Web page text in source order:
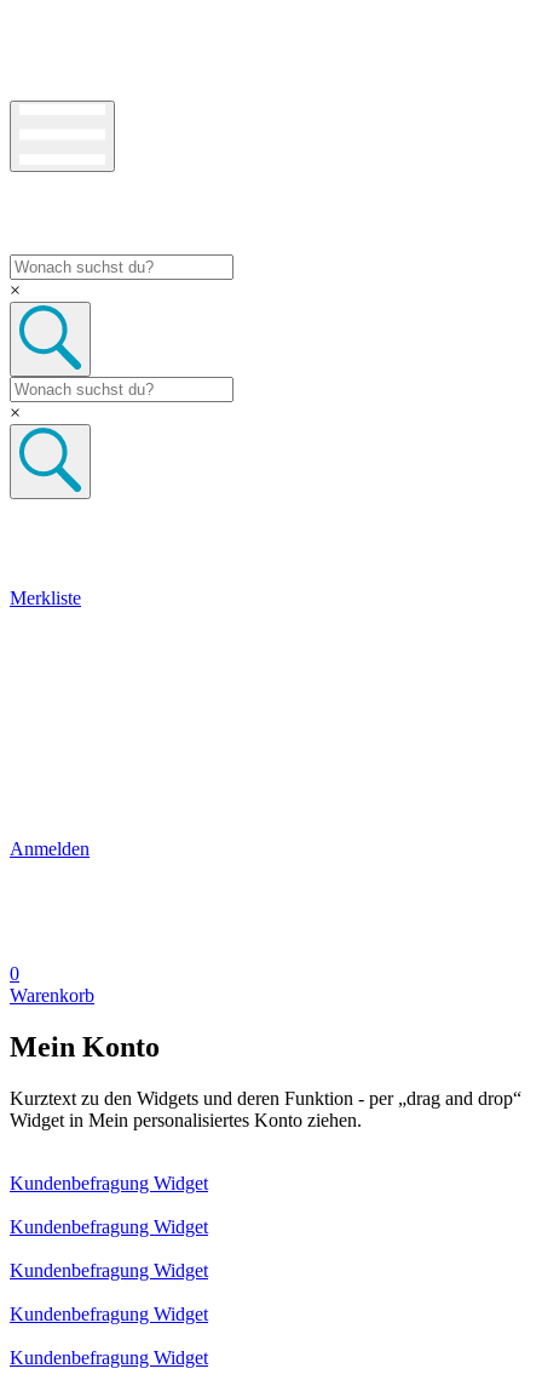
×
×
Merkliste
Anmelden
0
Warenkorb
Mein Konto
Kurztext zu den Widgets und deren Funktion - per „drag and drop“
Widget in Mein personalisiertes Konto ziehen.
Kundenbefragung Widget
Kundenbefragung Widget
Kundenbefragung Widget
Kundenbefragung Widget
Kundenbefragung Widget